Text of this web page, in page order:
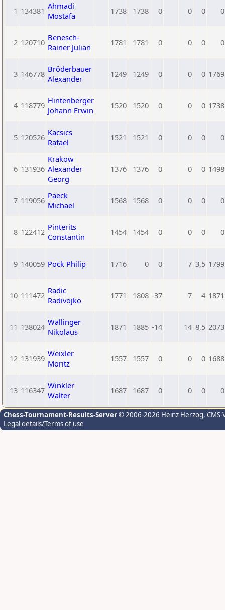
1 134381 Ahmadi
Mostafa
1738 1738 0 0 0 0
2 120710 Benesch-
Rainer Julian
1781 1781 0 0 0 0
3 146778 Bröderbauer
Alexander
1249 1249 0 0 0 1769
4 118779 Hintenberger
Johann Erwin
1520 1520 0 0 0 1738
5 120526 Kacsics
Rafael
1521 1521 0 0 0 0
6 131936
Krakow
Alexander
Georg
1376 1376 0 0 0 1498
7 119056 Paeck
Michael
1568 1568 0 0 0 0
8 122412 Pinterits
Constantin
1454 1454 0 0 0 0
9 140059 Pock Philip 1716 0 0 7 3,5 1799
10 111472 Radic
Radivojko
1771 1808 -37 7 4 1871
11 138024 Wallinger
Nikolaus
1871 1885 -14 14 8,5 2073
12 131939 Weixler
Moritz
1557 1557 0 0 0 1688
13 116347 Winkler
Walter
1687 1687 0 0 0 0
Chess-Tournament-Results-Server© 2006-2026 Heinz Herzog,
Legal details/Terms of use